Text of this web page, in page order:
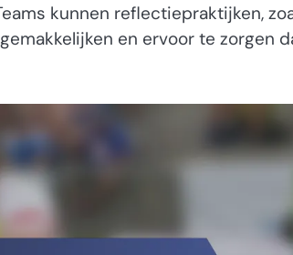
kunnen reflectiepraktijken,
en ervoor te zorgen